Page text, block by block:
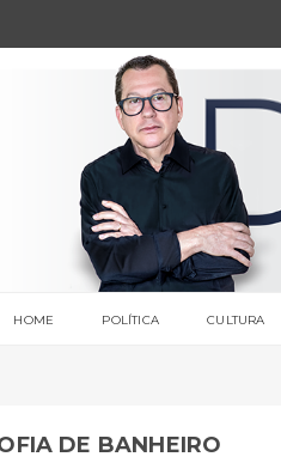
HOME POLÍTICA CULTURA
DE BANHEIRO